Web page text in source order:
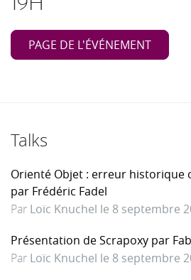
PAGE DE L'ÉVÉNEMENT
Talks
Orienté Objet : erreur historique
par Frédéric Fadel
Par Loïc Knuchel le 8 septembre
Présentation de Scrapoxy par
Par Loïc Knuchel le 8 septembre